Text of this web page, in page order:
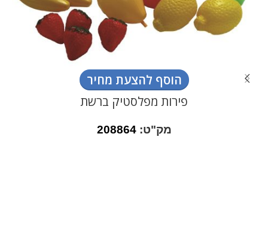
הוסף להצעת מחיר
פירות מפלסטיק ברשת
מק"ט:208864